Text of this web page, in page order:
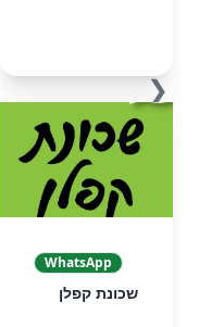
❮
WhatsApp
שכונת קפלן